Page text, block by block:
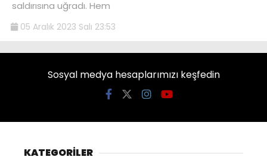
saldırısına uğradı. Hem
05 Aralık 2023 Salı 23:53
Sosyal medya hesaplarımızı keşfedin
KATEGORİLER